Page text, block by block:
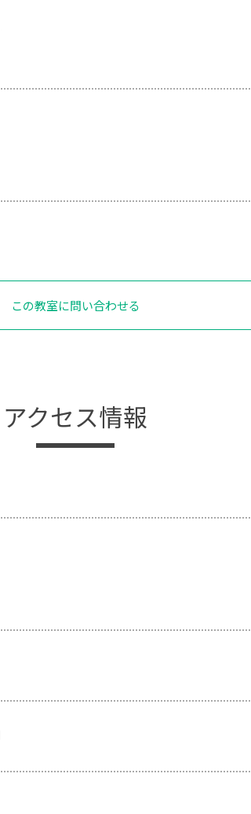
この教室に問い合わせる
アクセス情報